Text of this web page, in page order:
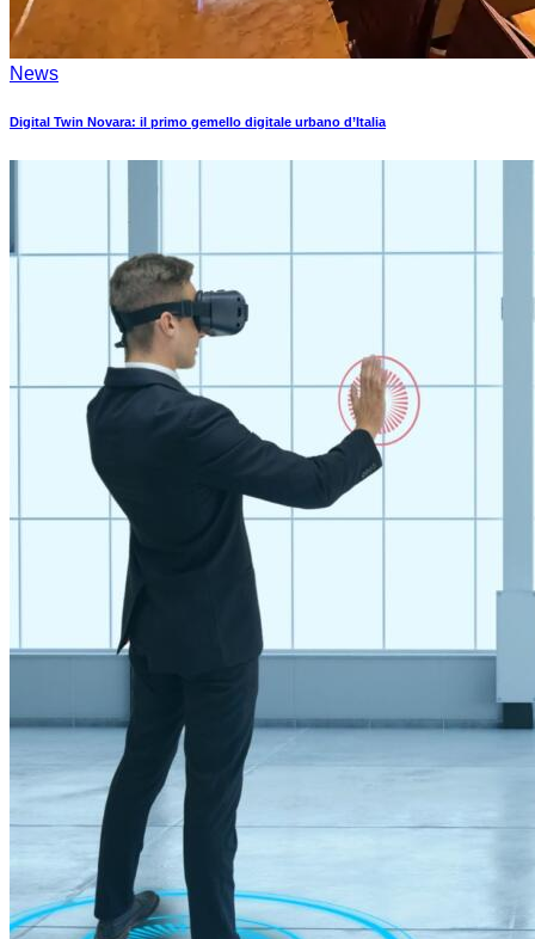
News
Digital Twin Novara: il primo gemello digitale urbano d’Italia